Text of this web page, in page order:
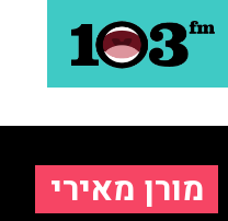
מורן מאירי